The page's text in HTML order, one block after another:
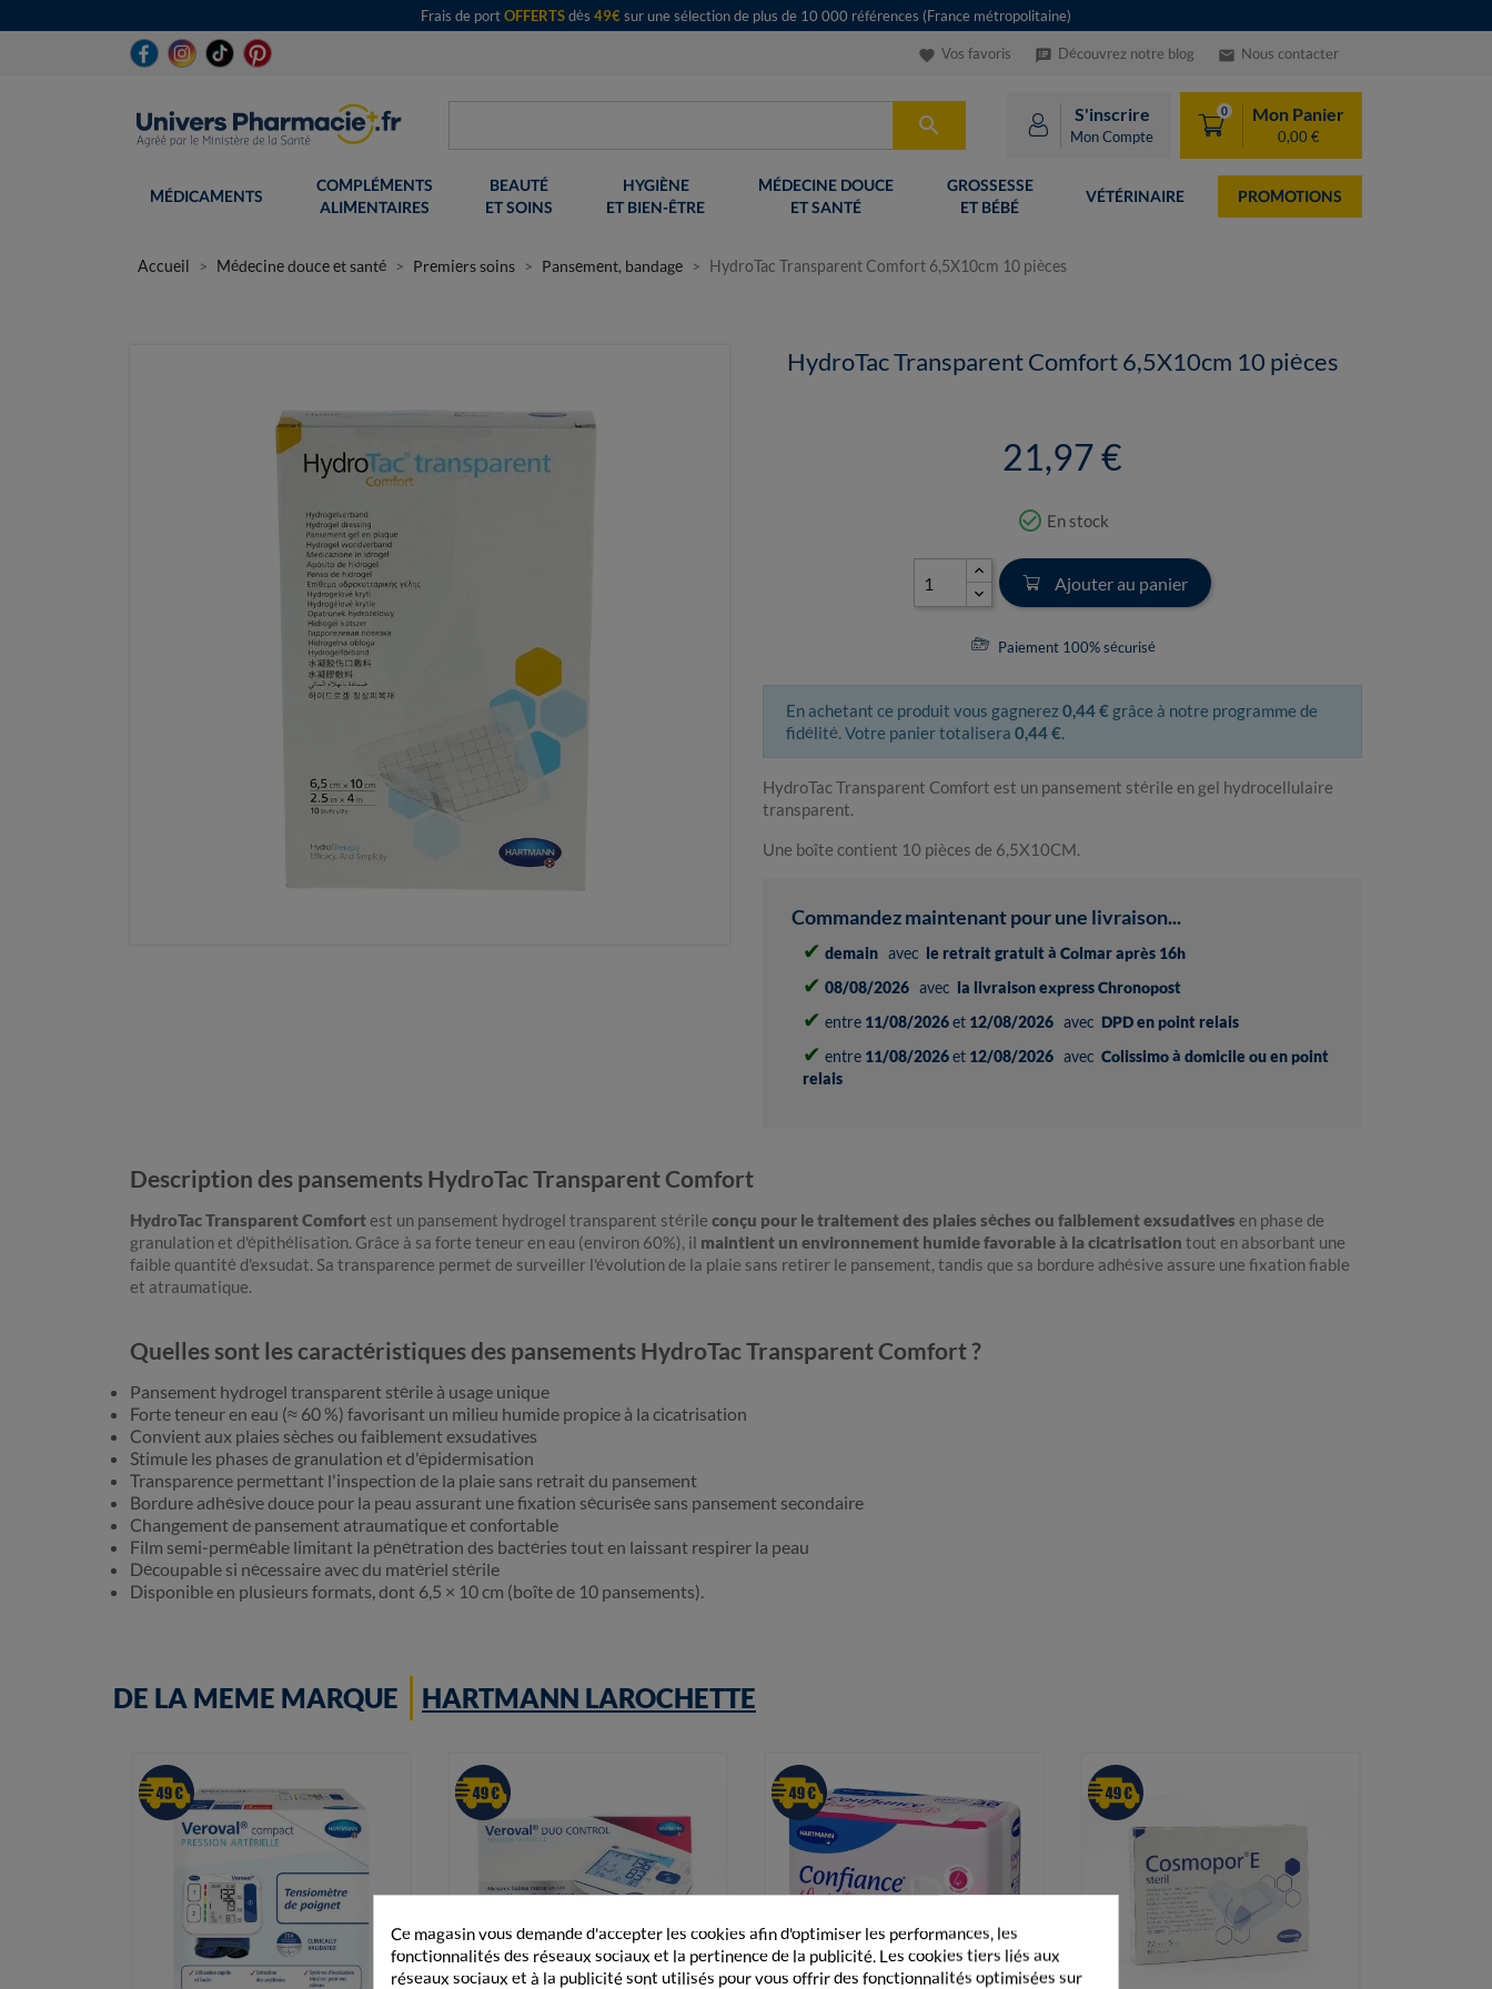
Frais de portOFFERTSdès 49€sur une sélection de plus de 10 000 références (France métropolitaine)
favorite Vos favoris speaker_notes Découvrez notre blog email Nous contacter
 S'inscrire
Mon Compte
0 Mon Panier
0,00 €
MÉDICAMENTS
COMPLÉMENTS
ALIMENTAIRES
BEAUTÉ
ET SOINS
HYGIÈNE
ET BIEN-ÊTRE
MÉDECINE DOUCE
ET SANTÉ
GROSSESSE
ET BÉBÉ
VÉTÉRINAIRE PROMOTIONS
Accueil Médecine douce et santé Premiers soins Pansement, bandage HydroTac Transparent Comfort 6,5X10cm 10 pièces
HydroTac Transparent Comfort 6,5X10cm 10 pièces
21,97 €
check_circle_outline En stock
Ajouter au panier
Paiement 100% sécurisé
En achetant ce produit vous gagnerez0,44 € grâce à notre programme de
fidélité. Votre panier totalisera 0,44 €.
HydroTac Transparent Comfort est un pansement stérile en gel hydrocellulaire
transparent.
Une boîte contient 10 pièces de 6,5X10CM.
Commandez maintenant pour une livraison...
✔ demain avec le retrait gratuit à Colmar après 16h
✔ 08/08/2026 avec la livraison express Chronopost
✔ entre 11/08/2026et 12/08/2026 avec DPD en point relais
✔ entre 11/08/2026et 12/08/2026 avec Colissimo à domicile ou en point
relais
Description des pansements HydroTac Transparent Comfort
HydroTac Transparent Comfortest un pansement hydrogel transparent stérile conçu pour le traitement des plaies sèches ou faiblement exsudatives en phase de
granulation et d'épithélisation. Grâce à sa forte teneur en eau (environ 60%), il maintient un environnement humide favorable à la cicatrisation tout en absorbant une
faible quantité d'exsudat. Sa transparence permet de surveiller l'évolution de la plaie sans retirer le pansement, tandis que sa bordure adhésive assure une fixation fiable
et atraumatique.
Quelles sont les caractéristiques des pansements HydroTac Transparent Comfort ?
Pansement hydrogel transparent stérile à usage unique
Forte teneur en eau (≈ 60 %) favorisant un milieu humide propice à la cicatrisation
Convient aux plaies sèches ou faiblement exsudatives
Stimule les phases de granulation et d'épidermisation
Transparence permettant l'inspection de la plaie sans retrait du pansement
Bordure adhésive douce pour la peau assurant une fixation sécurisée sans pansement secondaire
Changement de pansement atraumatique et confortable
Film semi-perméable limitant la pénétration des bactéries tout en laissant respirer la peau
Découpable si nécessaire avec du matériel stérile
Disponible en plusieurs formats, dont 6,5 × 10 cm (boîte de 10 pansements).
DE LA MEME MARQUE HARTMANN LAROCHETTE
Ce magasin vous demande d'accepter les cookies afin d'optimiser les performances, les
fonctionnalités des réseaux sociaux et la pertinence de la publicité. Les cookies tiers liés aux
réseaux sociaux et à la publicité sont utilisés pour vous offrir des fonctionnalités optimisées sur